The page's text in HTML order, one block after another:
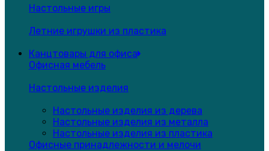
Настольные игры
Летние игрушки из пластика
Канцтовары для офиса
Офисная мебель
Настольные изделия
Настольные изделия из дерева
Настольные изделия из металла
Настольные изделия из пластика
Офисные принадлежности и мелочи